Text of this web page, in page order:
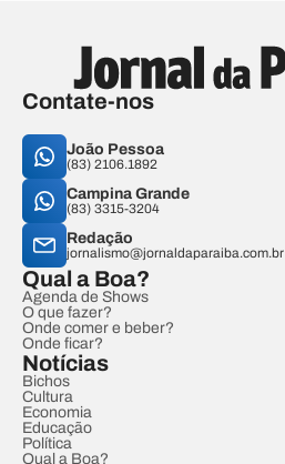
Contate-nos
João Pessoa
(83) 2106.1892
Campina Grande
(83) 3315-3204
Redação
jornalismo@jornaldaparaiba.com.br
Qual a Boa?
Agenda de Shows
O que fazer?
Onde comer e beber?
Onde ficar?
Notícias
Bichos
Cultura
Economia
Educação
Política
Qual a Boa?